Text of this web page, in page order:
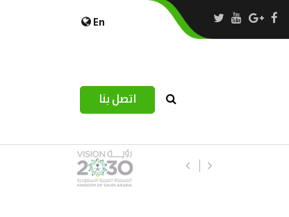
En
اتصل بنا
استبيان مرصد التحديات اللوجستية